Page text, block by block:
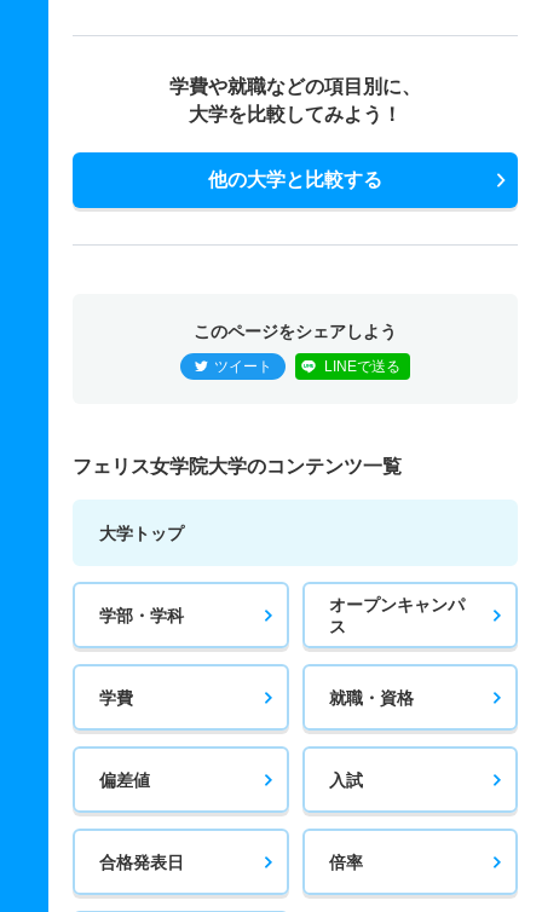
学費や就職などの項目別に、
大学を比較してみよう！
他の大学と比較する
このページをシェアしよう
ツイート LINEで送る
フェリス女学院大学のコンテンツ一覧
大学トップ
学部・学科
オープンキャンパ
ス
学費 就職・資格
偏差値 入試
合格発表日 倍率